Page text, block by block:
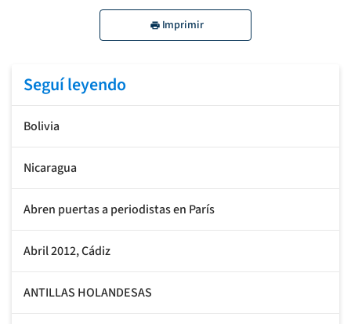
Imprimir
Seguí leyendo
Bolivia
Nicaragua
Abren puertas a periodistas en París
Abril 2012, Cádiz
ANTILLAS HOLANDESAS